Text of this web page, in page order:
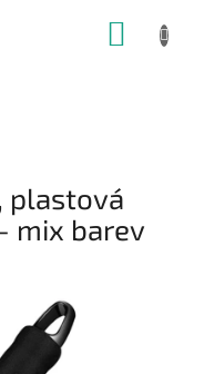
plastová
mix barev